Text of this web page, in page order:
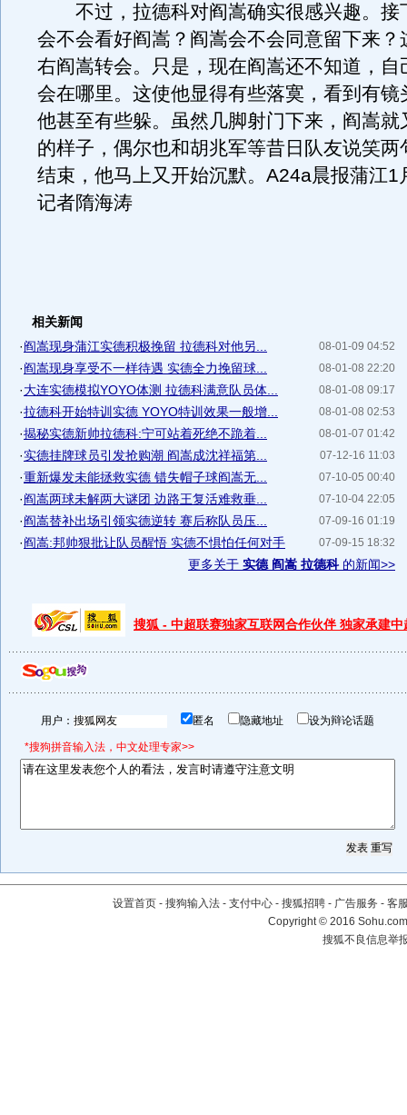
不过，拉德科对阎嵩确实很感兴趣。接
会不会看好阎嵩？阎嵩会不会同意留下来？
右阎嵩转会。只是，现在阎嵩还不知道，自
会在哪里。这使他显得有些落寞，看到有镜
他甚至有些躲。虽然几脚射门下来，阎嵩就
的样子，偶尔也和胡兆军等昔日队友说笑两
结束，他马上又开始沉默。A24a晨报蒲江1
记者隋海涛
相关新闻
08-01-09 04:52
·阎嵩现身蒲江实德积极挽留 拉德科对他另...
08-01-08 22:20
·阎嵩现身享受不一样待遇 实德全力挽留球...
08-01-08 09:17
·大连实德模拟YOYO体测 拉德科满意队员体...
08-01-08 02:53
·拉德科开始特训实德 YOYO特训效果一般增...
08-01-07 01:42
·揭秘实德新帅拉德科:宁可站着死绝不跪着...
07-12-16 11:03
·实德挂牌球员引发抢购潮 阎嵩成沈祥福第...
07-10-05 00:40
·重新爆发未能拯救实德 错失帽子球阎嵩无...
07-10-04 22:05
·阎嵩两球未解两大谜团 边路王复活难救垂...
07-09-16 01:19
·阎嵩替补出场引领实德逆转 赛后称队员压...
07-09-15 18:32
·阎嵩:邦帅狠批让队员醒悟 实德不惧怕任何对手
更多关于 实德 阎嵩 拉德科的新闻>>
搜狐 - 中超联赛独家互联网合作伙伴 独家承建中
用户： 匿名 隐藏地址 设为辩论话题
*搜狗拼音输入法，中文处理专家>>
设置首页 - 搜狗输入法 - 支付中心 - 搜狐招聘 - 广告服务 - 客
Copyright©2016
搜狐不良信息举